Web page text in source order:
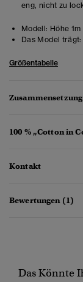
eng, nicht zu
Modell: Höhe
Das Model trägt:
Größentabelle
100 % „Cotton in
Kontakt
Bewertungen (1)
Das Könnte